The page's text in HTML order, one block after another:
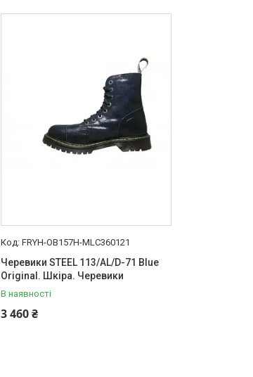
FRYH-OB157H-MLC360121
Черевики STEEL 113/AL/D-71 Blue
Original. Шкіра. Черевики
В наявності
3 460 ₴